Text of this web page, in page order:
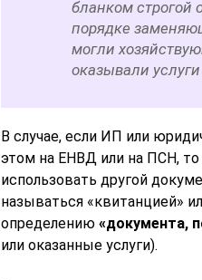
бланком строгой
порядке
могли
оказывали
В случае, если ИП или
этом на ЕНВД или на ПСН, то
использовать другой
называться «квитанцией»
определению «документа,
или оказанные услуги).